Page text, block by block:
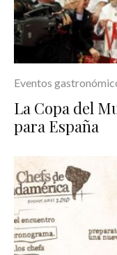
Eventos
La Copa del
para España